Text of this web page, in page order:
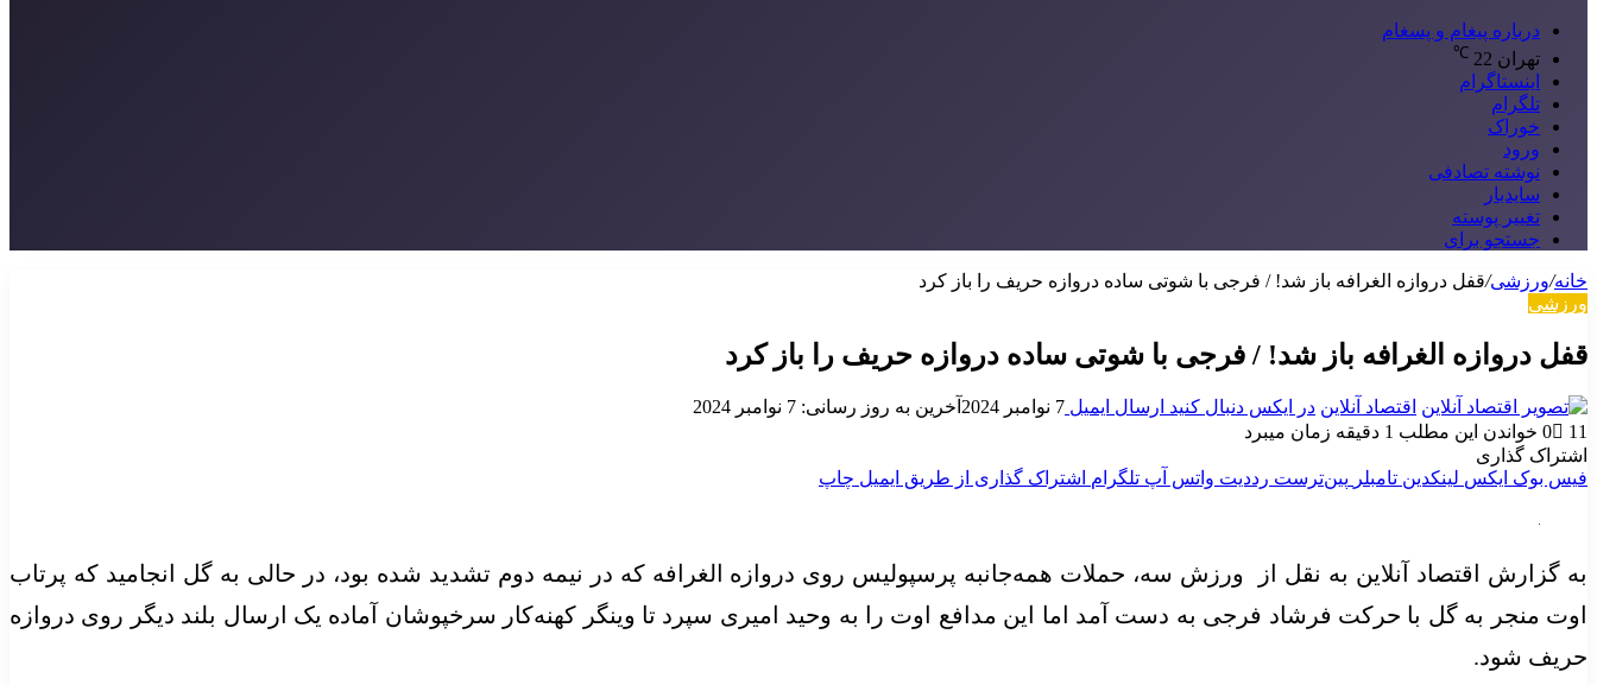
درباره پیغام و پسغام
تهران 22
℃
اینستاگرام
تلگرام
خوراک
ورود
نوشته تصادفی
سایدبار
تغییر پوسته
جستجو برای
خانه/ورزشی/قفل دروازه الغرافه باز شد! / فرجی با شوتی ساده دروازه حریف را باز کرد
ورزشی
قفل دروازه الغرافه باز شد! / فرجی با شوتی ساده دروازه حریف را باز کرد
اقتصاد آنلاین در ایکس دنبال کنید ارسال ایمیل 7 نوامبر 2024
آخرین به روز رسانی: 7 نوامبر 2024
0
11
خواندن این مطلب 1 دقیقه زمان میبرد
اشتراک گذاری
فیس بوک ایکس لینکدین ‫تامبلر ‫پین‌ترست ‫رددیت واتس آپ تلگرام اشتراک گذاری از طریق ایمیل چاپ
به گزارش اقتصاد آنلاین به نقل از ورزش سه، حملات همه‌جانبه پرسپولیس روی دروازه الغرافه که در نیمه دوم تشدید شده بود، در حالی به گل انجامید که پرتاب
اوت منجر به گل با حرکت فرشاد فرجی به دست آمد اما این مدافع اوت را به وحید امیری سپرد تا وینگر کهنه‌کار سرخپوشان آماده یک ارسال بلند دیگر روی دروازه
حریف شود.